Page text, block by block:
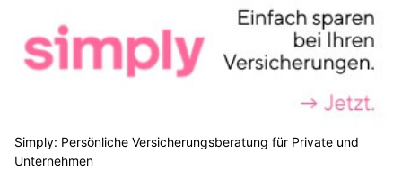
Simply: Persönliche Versicherungsberatung für Private und
Unternehmen